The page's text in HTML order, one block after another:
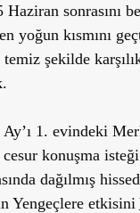
Haziran sonrasını
yoğun kısmını
temiz şekilde
Ay’ı 1. evindeki
cesur konuşma
dağılmış
Yengeçlere etkisini